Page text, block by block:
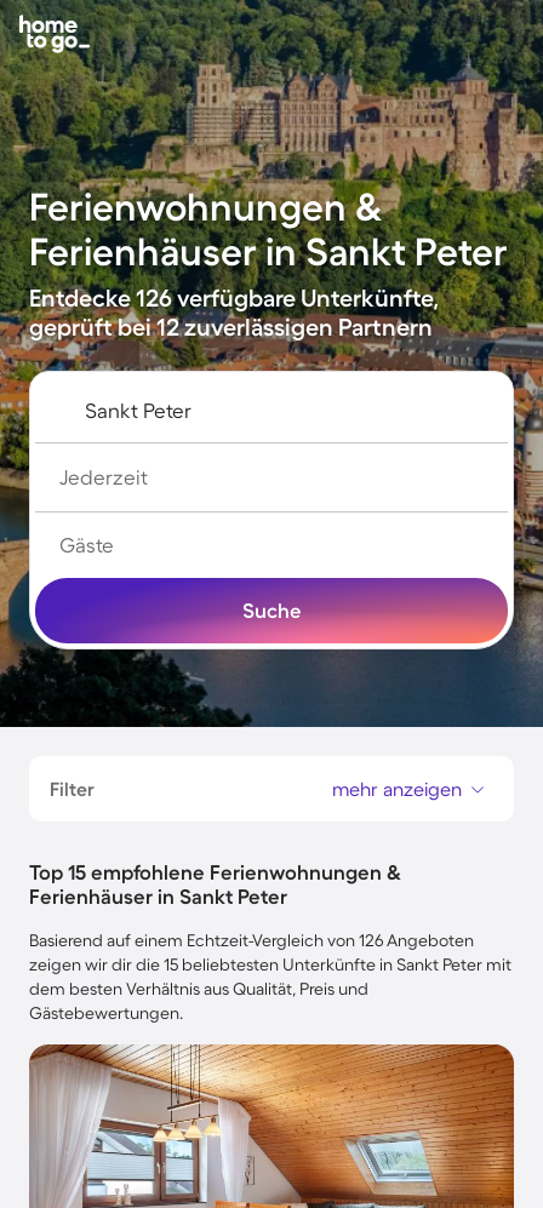
Ferienwohnungen &
Ferienhäuser in Sankt Peter
Entdecke 126 verfügbare Unterkünfte,
geprüft bei 12 zuverlässigen Partnern
Jederzeit
Gäste
Suche
Filter mehr anzeigen
Top 15 empfohlene Ferienwohnungen &
Ferienhäuser in Sankt Peter
Basierend auf einem Echtzeit-Vergleich von 126 Angeboten
zeigen wir dir die 15 beliebtesten Unterkünfte in Sankt Peter mit
dem besten Verhältnis aus Qualität, Preis und
Gästebewertungen.